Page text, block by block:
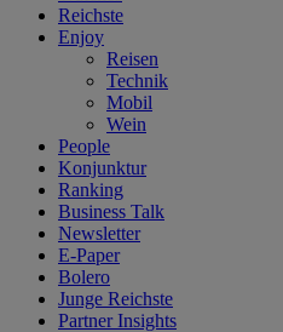
Reichste
Enjoy
Reisen
Technik
Mobil
Wein
People
Konjunktur
Ranking
Business Talk
Newsletter
E-Paper
Bolero
Junge Reichste
Partner Insights